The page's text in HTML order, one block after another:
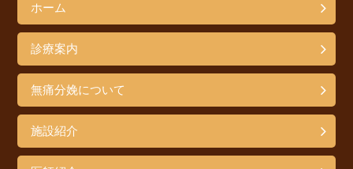
ホーム
診療案内
無痛分娩について
施設紹介